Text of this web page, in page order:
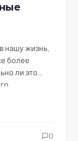
нашу жизнь,
более
ли это
0